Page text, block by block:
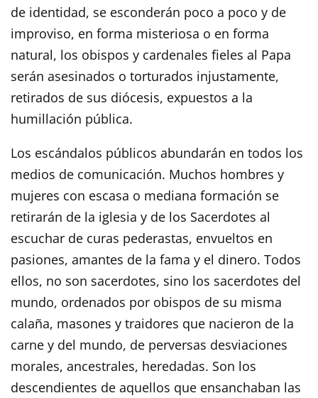
de identidad, se esconderán poco a poco y de
improviso, en forma misteriosa o en forma
natural, los obispos y cardenales fieles al Papa
serán asesinados o torturados injustamente,
retirados de sus diócesis, expuestos a la
humillación pública.
Los escándalos públicos abundarán en todos los
medios de comunicación. Muchos hombres y
mujeres con escasa o mediana formación se
retirarán de la iglesia y de los Sacerdotes al
escuchar de curas pederastas, envueltos en
pasiones, amantes de la fama y el dinero. Todos
ellos, no son sacerdotes, sino los sacerdotes del
mundo, ordenados por obispos de su misma
calaña, masones y traidores que nacieron de la
carne y del mundo, de perversas desviaciones
morales, ancestrales, heredadas. Son los
descendientes de aquellos que ensanchaban las